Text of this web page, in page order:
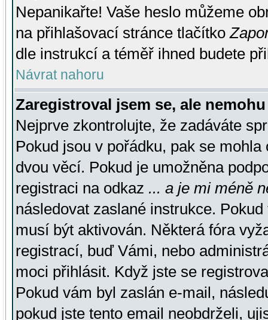
Nepanikařte! Vaše heslo můžeme
na přihlašovací stránce tlačítko
dle instrukcí a téměř ihned budete
Návrat nahoru
Zaregistroval jsem se, ale
Nejprve zkontrolujte, že zadáváte
Pokud jsou v pořádku, pak se
dvou věcí. Pokud je umožněna
registraci na odkaz ... a je mi méně
následovat zaslané instrukce.
musí být aktivován. Některá fóra
registrací, buď Vámi, nebo
moci přihlásit. Když jste se
Pokud vám byl zaslán e-mail,
pokud jste tento email neobdrželi,